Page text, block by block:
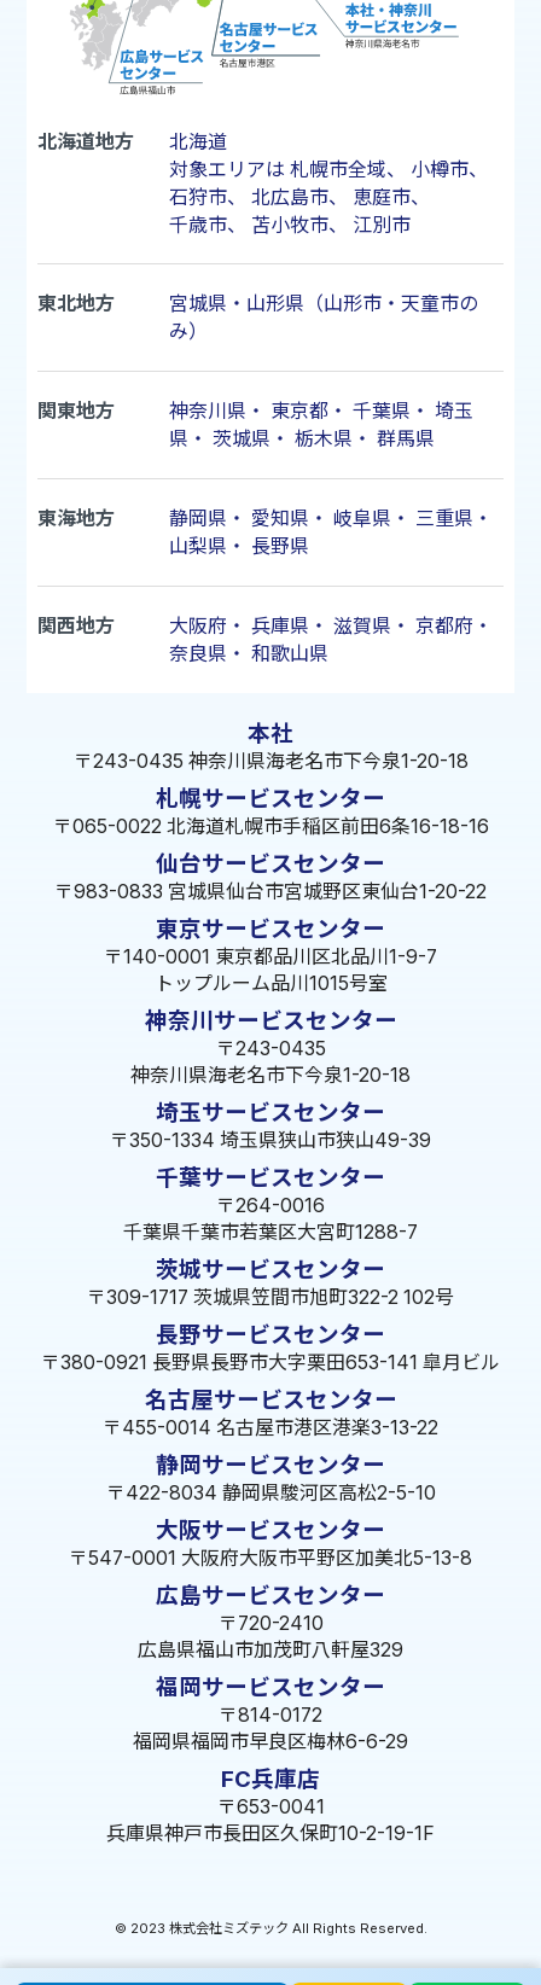
北海道地方
北海道
対象エリアは 札幌市全域、 小樽市、
石狩市、 北広島市、 恵庭市、
千歳市、 苫小牧市、 江別市
東北地方
宮城県・山形県（山形市・天童市の
み）
関東地方 神奈川県 ・ 東京都・ 千葉県 ・ 埼玉
県 ・ 茨城県 ・ 栃木県 ・ 群馬県
東海地方 静岡県 ・ 愛知県 ・ 岐阜県 ・ 三重県 ・
山梨県 ・ 長野県
関西地方 大阪府 ・ 兵庫県 ・ 滋賀県 ・ 京都府 ・
奈良県 ・ 和歌山県
本社
〒243-0435 神奈川県海老名市下今泉1-20-18
札幌サービスセンター
〒065-0022 北海道札幌市手稲区前田6条16-18-16
仙台サービスセンター
〒983-0833 宮城県仙台市宮城野区東仙台1-20-22
東京サービスセンター
〒140-0001 東京都品川区北品川1-9-7
トップルーム品川1015号室
神奈川サービスセンター
〒243-0435
神奈川県海老名市下今泉1-20-18
埼玉サービスセンター
〒350-1334 埼玉県狭山市狭山49-39
千葉サービスセンター
〒264-0016
千葉県千葉市若葉区大宮町1288-7
茨城サービスセンター
〒309-1717 茨城県笠間市旭町322-2 102号
長野サービスセンター
〒380-0921 長野県長野市大字栗田653-141 皐月ビル
名古屋サービスセンター
〒455-0014 名古屋市港区港楽3-13-22
静岡サービスセンター
〒422-8034 静岡県駿河区高松2-5-10
大阪サービスセンター
〒547-0001 大阪府大阪市平野区加美北5-13-8
広島サービスセンター
〒720-2410
広島県福山市加茂町八軒屋329
福岡サービスセンター
〒814-0172
福岡県福岡市早良区梅林6-6-29
FC兵庫店
〒653-0041
兵庫県神戸市長田区久保町10-2-19-1F
© 2023 株式会社ミズテック All Rights Reserved.